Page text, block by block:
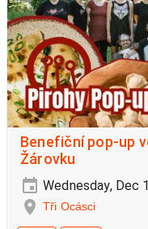
Benefiční pop-up
Žárovku
Wednesday, Dec
Tři Ocásci